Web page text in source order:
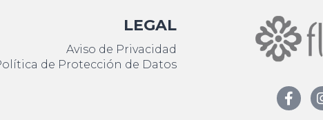
LEGAL
Aviso de Privacidad
de Protección de Datos